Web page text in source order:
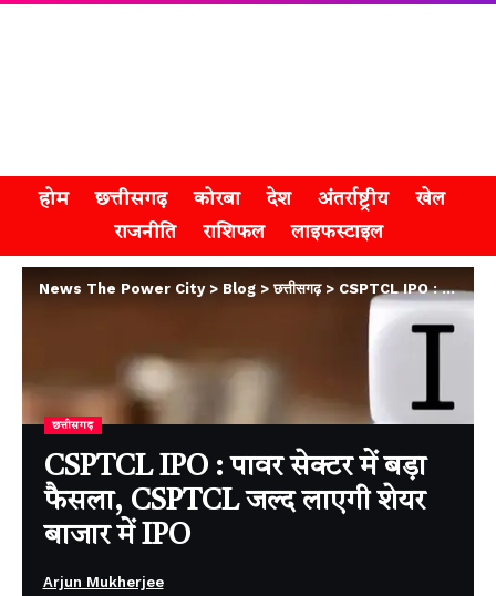
होम छत्तीसगढ़ कोरबा देश अंतर्राष्ट्रीय
खेल
राजनीति
राशिफल लाइफस्टाइल
News The Power City> Blog >छत्तीसगढ़> CSPTCL IPO : पावर सेक्टर में बड़ा फैसला, CSPTCL जल्द लाएगी शेयर बाजार में IPO
छत्तीसगढ़
CSPTCL IPO : पावर सेक्टर में बड़ा
फैसला, CSPTCL जल्द लाएगी शेयर
बाजार में IPO
Arjun Mukherjee